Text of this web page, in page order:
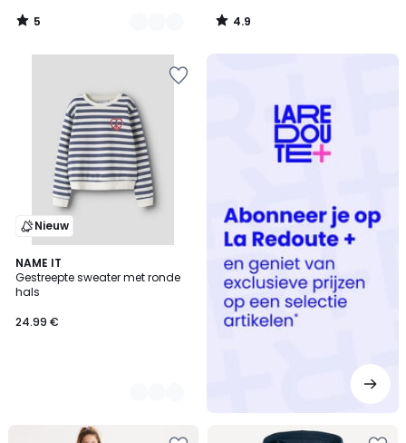
5
/
4.9
/
Nieuw
NAME IT
Gestreepte sweater met ronde
hals
24.99 €
2
Kleuren